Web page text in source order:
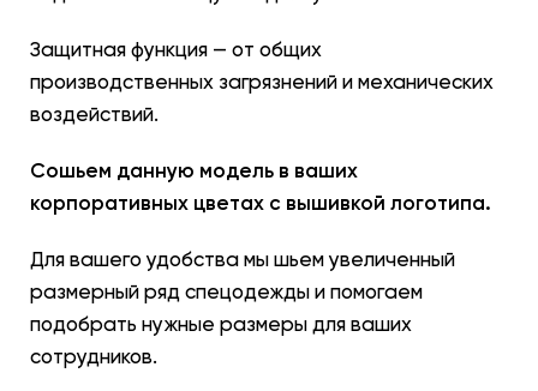
Защитная функция — от общих
производственных загрязнений и механических
воздействий.
Сошьем данную модель в ваших
корпоративных цветах с вышивкой логотипа.
Для вашего удобства мы шьем увеличенный
размерный ряд спецодежды и помогаем
подобрать нужные размеры для ваших
сотрудников.